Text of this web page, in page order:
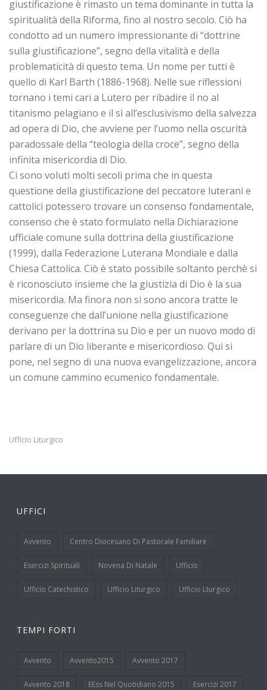
giustificazione è rimasto un tema dominante in tutta la
spiritualità della Riforma, fino al nostro secolo. Ciò ha
condotto ad un numero impressionante di “dottrine
sulla giustificazione”, segno della vitalità e della
problematicità di questo tema. Un nome per tutti è
quello di Karl Barth (1886-1968). Nelle sue riflessioni
tornano i temi cari a Lutero per ribadire il no al
titanismo pelagiano e il sì all’esclusivismo della salvezza
ad opera di Dio, che avviene per l’uomo nella oscurità
paradossale della “teologia della croce”, segno della
infinita misericordia di Dio.
Ci sono voluti molti secoli prima che in questa
questione della giustificazione del peccatore luterani e
cattolici potessero trovare un consenso fondamentale,
consenso che è stato formulato nella Dichiarazione
ufficiale comune sulla dottrina della giustificazione
(1999), dalla Federazione Luterana Mondiale e dalla
Chiesa Cattolica. Ciò è stato possibile soltanto perchè si
è riconosciuto insieme che la giustizia di Dio è la sua
misericordia. Ma finora non si sono ancora tratte le
conseguenze che dall’unione nella giustificazione
derivano per la dottrina su Dio e per un nuovo modo di
parlare di un Dio liberante e misericordioso. Qui si
pone, nel segno di una nuova evangelizzazione, ancora
un comune cammino ecumenico fondamentale.
Ufficio Liturgico
UFFICI
Avvento Centro Diocesano Di Pastorale Familiare
Esercizi Spirituali Novena Di Natale Ufficio
Ufficio Catechistico Ufficio Liturgico Ufficio Lturgico
TEMPI FORTI
Avvento Avvento2015 Avvento 2017
Avvento 2018 EEss Nel Quotidiano 2015 Esercizi 2017